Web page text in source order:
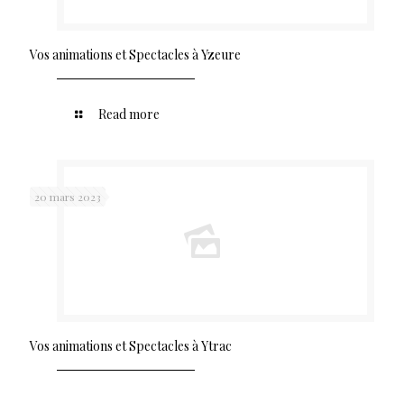
Vos animations et Spectacles à Yzeure
Read more
20 mars 2023
Vos animations et Spectacles à Ytrac